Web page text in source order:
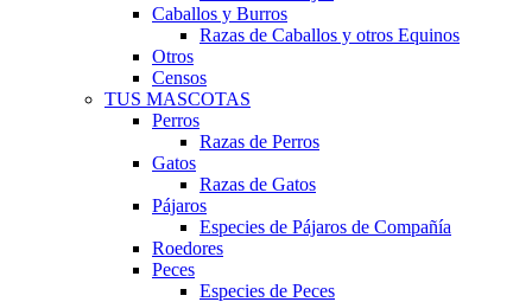
Caballos y Burros
Razas de Caballos y otros Equinos
Otros
Censos
TUS MASCOTAS
Perros
Razas de Perros
Gatos
Razas de Gatos
Pájaros
Especies de Pájaros de Compañía
Roedores
Peces
Especies de Peces